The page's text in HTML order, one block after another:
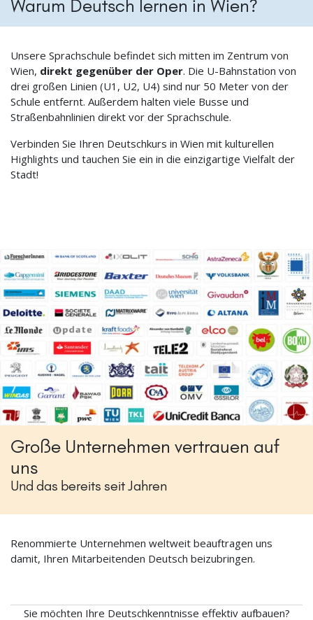
Warum Deutsch lernen in Wien?
Unsere Sprachschule befindet sich mitten im Zentrum von
Wien, direkt gegenüber der Oper. Die U-Bahnstation von
drei großen Linien (U1, U2, U4) sind nur 50 Meter von der
Schule entfernt. Außerdem halten viele Busse und
Straßenbahnlinien direkt vor der Sprachschule.
Verbinden Sie Ihren Deutschkurs in Wien mit kulturellen
Highlights und tauchen Sie ein in die einzigartige Vielfalt der
Stadt!
Große Unternehmen vertrauen auf
uns
Und das bereits seit Jahren
Renommierte Unternehmen weltweit beauftragen uns
damit, Ihren Mitarbeitenden Deutsch beizubringen.
Sie möchten Ihre Deutschkenntnisse effektiv aufbauen?